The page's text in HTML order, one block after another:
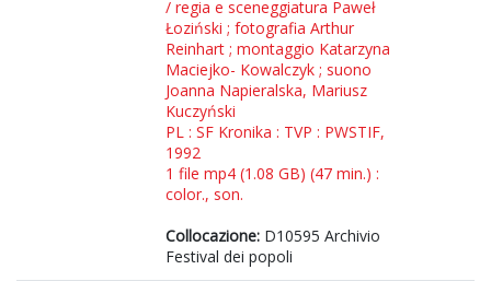
/ regia e sceneggiatura Paweł
Łoziński ; fotografia Arthur
Reinhart ; montaggio Katarzyna
Maciejko- Kowalczyk ; suono
Joanna Napieralska, Mariusz
Kuczyński
PL : SF Kronika : TVP : PWSTIF,
1992
1 file mp4 (1.08 GB) (47 min.) :
color., son.
Collocazione: D10595 Archivio
Festival dei popoli